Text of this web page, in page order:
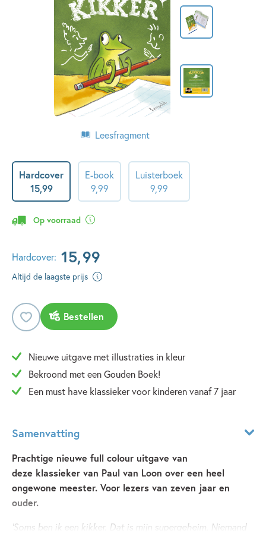
Leesfragment
Hardcover
15,99
E-book
9,99
Luisterboek
9,99
Op voorraad
Hardcover: 15,99
Altijd de laagste prijs
Bestellen
Nieuwe uitgave met illustraties in kleur
Bekroond met een Gouden Boek!
Een must have klassieker voor kinderen vanaf 7 jaar
Samenvatting
Prachtige nieuwe full colour uitgave van
deze klassieker van Paul van Loon over een heel
ongewone meester. Voor lezers van zeven jaar en
ouder.
'Soms ben ik een kikker. Dat is mijn supergeheim. Niemand